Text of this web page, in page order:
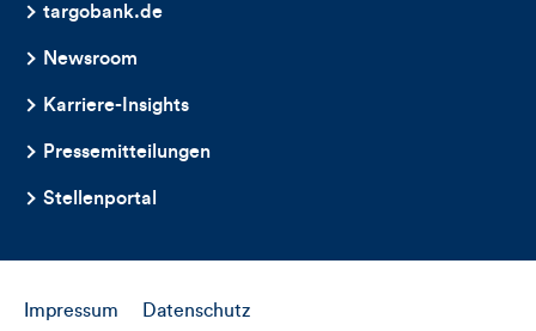
targobank.de
Newsroom
Karriere-Insights
Pressemitteilungen
Stellenportal
Impressum Datenschutz